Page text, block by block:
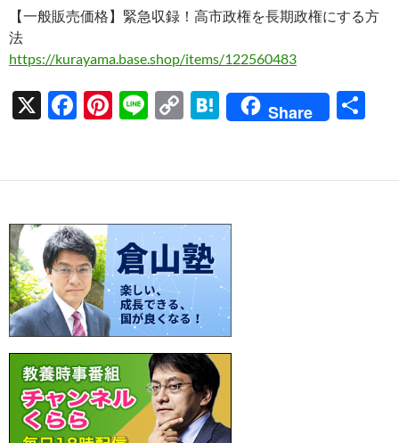
【一般販売価格】緊急収録！高市政権を長期政権にする方
法
https://kurayama.base.shop/items/122560483
X
F
b
o
o
k
Pi
es
t
Li
C
y
Li
n
k
H
n
a
Share